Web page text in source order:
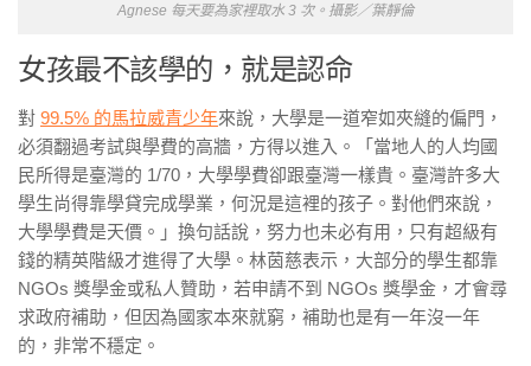
Agnese 每天要為家裡取水 3 次。攝影／葉靜倫
女孩最不該學的，就是認命
對 99.5% 的馬拉威青少年來說，大學是一道窄如夾縫的偏門，
必須翻過考試與學費的高牆，方得以進入。「當地人的人均國
民所得是臺灣的 1/70 ，大學學費卻跟臺灣一樣貴。臺灣許多大
學生尚得靠學貸完成學業，何況是這裡的孩子。對他們來說，
大學學費是天價。」換句話說， 努力也未必有用 ，只有超級有
錢的精英階級才進得了大學。林茵慈表示，大部分的學生都靠
NGOs 獎學金或私人贊助，若申請不到 NGOs 獎學金，才會尋
求政府補助，但因為國家本來就窮，補助也是有一年沒一年
的，非常不穩定。